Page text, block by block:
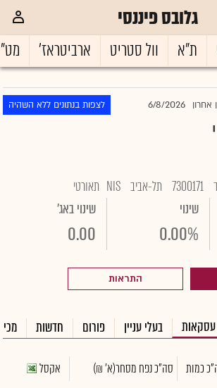
גלובס פיננסי
ת"א וול סטריט ארביטראז'
אחרון 6/8/2026 לצפות בנתונים ללא השהיה
7300171 תל-אביב NIS תאורטי
שינוי
0.00%
שינוי באג'
0.00
התראות
עסקאות בעלי עניין פורום חדשות
כמות סה"כ נפח מסחר(א' ₪) אקסל